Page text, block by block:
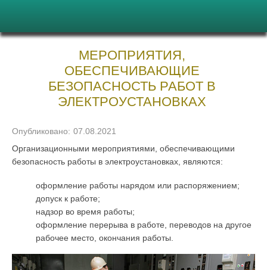
МЕРОПРИЯТИЯ,
ОБЕСПЕЧИВАЮЩИЕ
БЕЗОПАСНОСТЬ РАБОТ В
ЭЛЕКТРОУСТАНОВКАХ
Опубликовано: 07.08.2021
Организационными мероприятиями, обеспечива­ющими
безопасность работы в электроустановках, являются:
оформление работы нарядом или распоряжением;
допуск к работе;
надзор во время работы;
оформление перерыва в работе, переводов на другое
рабочее место, окончания работы.